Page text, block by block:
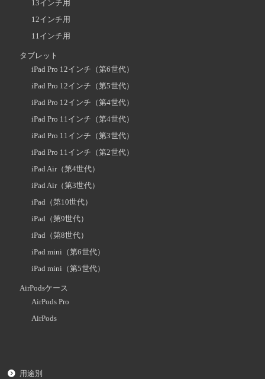
13インチ用
12インチ用
11インチ用
タブレット
iPad Pro 12インチ（第6世代）
iPad Pro 12インチ（第5世代）
iPad Pro 12インチ（第4世代）
iPad Pro 11インチ（第4世代）
iPad Pro 11インチ（第3世代）
iPad Pro 11インチ（第2世代）
iPad Air（第4世代）
iPad Air（第3世代）
iPad（第10世代）
iPad（第9世代）
iPad（第8世代）
iPad mini（第6世代）
iPad mini（第5世代）
AirPodsケース
AirPods Pro
AirPods
用途別